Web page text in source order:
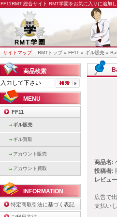
FF11RMT 総合サイト RMT学園をお気に入りに追加し
サイトマップ RMTトップ» FF11 » ギル販売 »
商品検索
MENU
FF11
ギル販売
ギル買取
アカウント販売
アカウント買取
INFORMATION
特定商取引法に基づく表記
商品名:
投稿者:
レビュ
広告で
支払い